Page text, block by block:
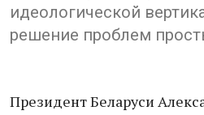
идеологической
решение проблем
Президент Беларуси